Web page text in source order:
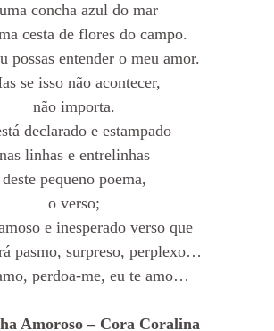
concha azul do mar
cesta de flores do campo.
possas entender o meu amor.
se isso não acontecer,
não importa.
declarado e estampado
nas linhas e entrelinhas
deste pequeno poema,
o verso;
e inesperado verso que
pasmo, surpreso, perplexo…
perdoa-me, eu te amo…
Amoroso – Cora Coralina